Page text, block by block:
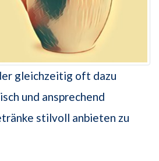
gleichzeitig oft dazu
und ansprechend
stilvoll anbieten zu